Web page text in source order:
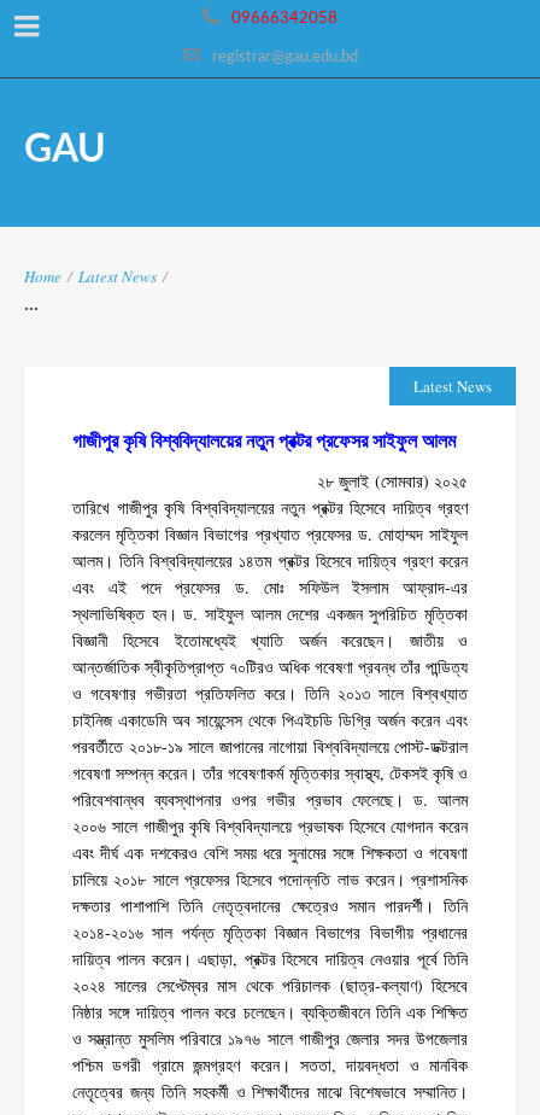
09666342058
registrar@gau.edu.bd
GAU
Home / Latest News /
...
Latest News
গাজীপুর কৃষি বিশ্ববিদ্যালয়ের নতুন প্রক্টর প্রফেসর সাইফুল আলম
২৮ জুলাই (সোমবার) ২০২৫
তারিখে গাজীপুর কৃষি বিশ্ববিদ্যালয়ের নতুন প্রক্টর হিসেবে দায়িত্ব গ্রহণ
করলেন মৃত্তিকা বিজ্ঞান বিভাগের প্রখ্যাত প্রফেসর ড. মোহাম্মদ সাইফুল
আলম। তিনি বিশ্ববিদ্যালয়ের ১৪তম প্রক্টর হিসেবে দায়িত্ব গ্রহণ করেন
এবং এই পদে প্রফেসর ড. মোঃ সফিউল ইসলাম আফ্রাদ-এর
স্থলাভিষিক্ত হন। ড. সাইফুল আলম দেশের একজন সুপরিচিত মৃত্তিকা
বিজ্ঞানী হিসেবে ইতোমধ্যেই খ্যাতি অর্জন করেছেন। জাতীয় ও
আন্তর্জাতিক স্বীকৃতিপ্রাপ্ত ৭০টিরও অধিক গবেষণা প্রবন্ধ তাঁর পান্ডিত্য
ও গবেষণার গভীরতা প্রতিফলিত করে। তিনি ২০১৩ সালে বিশ্বখ্যাত
চাইনিজ একাডেমি অব সায়েন্সেস থেকে পিএইচডি ডিগ্রি অর্জন করেন এবং
পরবর্তীতে ২০১৮-১৯ সালে জাপানের নাগোয়া বিশ্ববিদ্যালয়ে পোস্ট-ডক্টরাল
গবেষণা সম্পন্ন করেন। তাঁর গবেষণাকর্ম মৃত্তিকার স্বাস্থ্য, টেকসই কৃষি ও
পরিবেশবান্ধব ব্যবস্থাপনার ওপর গভীর প্রভাব ফেলেছে। ড. আলম
২০০৬ সালে গাজীপুর কৃষি বিশ্ববিদ্যালয়ে প্রভাষক হিসেবে যোগদান করেন
এবং দীর্ঘ এক দশকেরও বেশি সময় ধরে সুনামের সঙ্গে শিক্ষকতা ও গবেষণা
চালিয়ে ২০১৮ সালে প্রফেসর হিসেবে পদোন্নতি লাভ করেন। প্রশাসনিক
দক্ষতার পাশাপাশি তিনি নেতৃত্বদানের ক্ষেত্রেও সমান পারদর্শী। তিনি
২০১৪-২০১৬ সাল পর্যন্ত মৃত্তিকা বিজ্ঞান বিভাগের বিভাগীয় প্রধানের
দায়িত্ব পালন করেন। এছাড়া, প্রক্টর হিসেবে দায়িত্ব নেওয়ার পূর্বে তিনি
২০২৪ সালের সেপ্টেম্বর মাস থেকে পরিচালক (ছাত্র-কল্যাণ) হিসেবে
নিষ্ঠার সঙ্গে দায়িত্ব পালন করে চলেছেন। ব্যক্তিজীবনে তিনি এক শিক্ষিত
ও সম্ভ্রান্ত মুসলিম পরিবারে ১৯৭৬ সালে গাজীপুর জেলার সদর উপজেলার
পশ্চিম ডগরী গ্রামে জন্মগ্রহণ করেন। সততা, দায়বদ্ধতা ও মানবিক
নেতৃত্বের জন্য তিনি সহকর্মী ও শিক্ষার্থীদের মাঝে বিশেষভাবে সম্মানিত।